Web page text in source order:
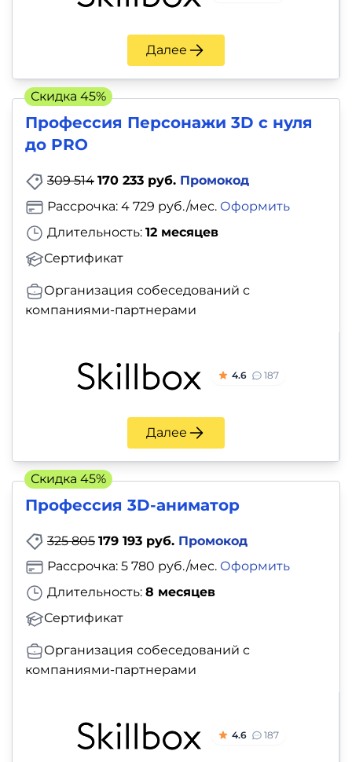
Далее
Профессия Персонажи 3D с нуля
до PRO
309 514 170 233 руб. Промокод
Длительность: 12 месяцев
Сертификат
Рассрочка: 4 729 руб./мес. Оформить
Организация собеседований с
компаниями-партнерами
4.6 187
Далее
Скидка 45%
Профессия 3D-аниматор
325 805 179 193 руб. Промокод
Длительность: 8 месяцев
Сертификат
Рассрочка: 5 780 руб./мес. Оформить
Организация собеседований с
компаниями-партнерами
4.6 187
Скидка 45%